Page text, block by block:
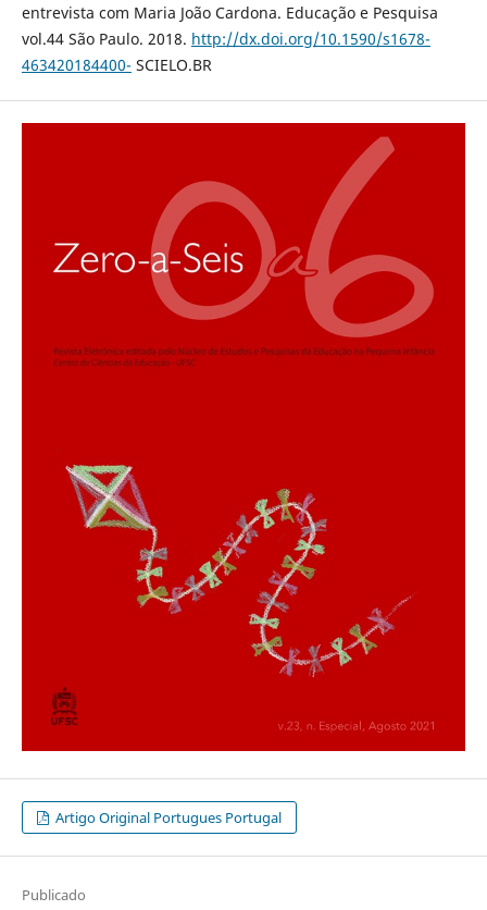
entrevista com Maria João Cardona. Educação e Pesquisa
vol.44 São Paulo. 2018. http://dx.doi.org/10.1590/s1678-
463420184400- SCIELO.BR
Artigo Original Portugues Portugal
Publicado